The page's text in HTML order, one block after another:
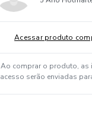
Acessar produto
Ao comprar o produto, as
acesso serão enviadas